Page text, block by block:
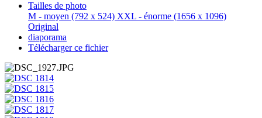
Tailles de photo
M - moyen (792 x 524) XXL - énorme (1656 x 1096)
Original
diaporama
Télécharger ce fichier